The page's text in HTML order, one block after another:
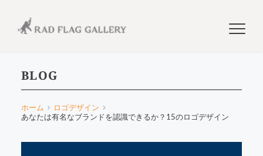
BLOG
ホーム
ロゴデザイン
あなたは有名なブランドを認識できるか？15のロゴデザイン